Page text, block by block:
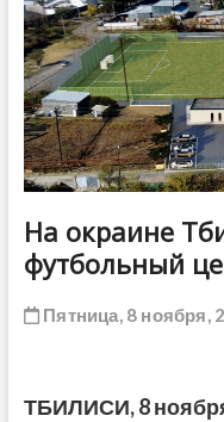
На окраине
футбольный
Пятница, 8 ноября,
ТБИЛИСИ, 8